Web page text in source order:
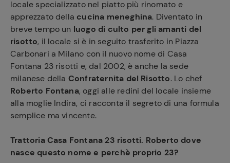
locale specializzato nel piatto più rinomato e
apprezzato della cucina meneghina. Diventato in
breve tempo un luogo di culto per gli amanti del
risotto, il locale si è in seguito trasferito in Piazza
Carbonari a Milano con il nuovo nome di Casa
Fontana 23 risotti e, dal 2002, è anche la sede
milanese della Confraternita del Risotto. Lo chef
Roberto Fontana, oggi alle redini del locale insieme
alla moglie Indira, ci racconta il segreto di una formula
semplice ma vincente.
Trattoria Casa Fontana 23 risotti. Roberto dove
nasce questo nome e perchè proprio 23?